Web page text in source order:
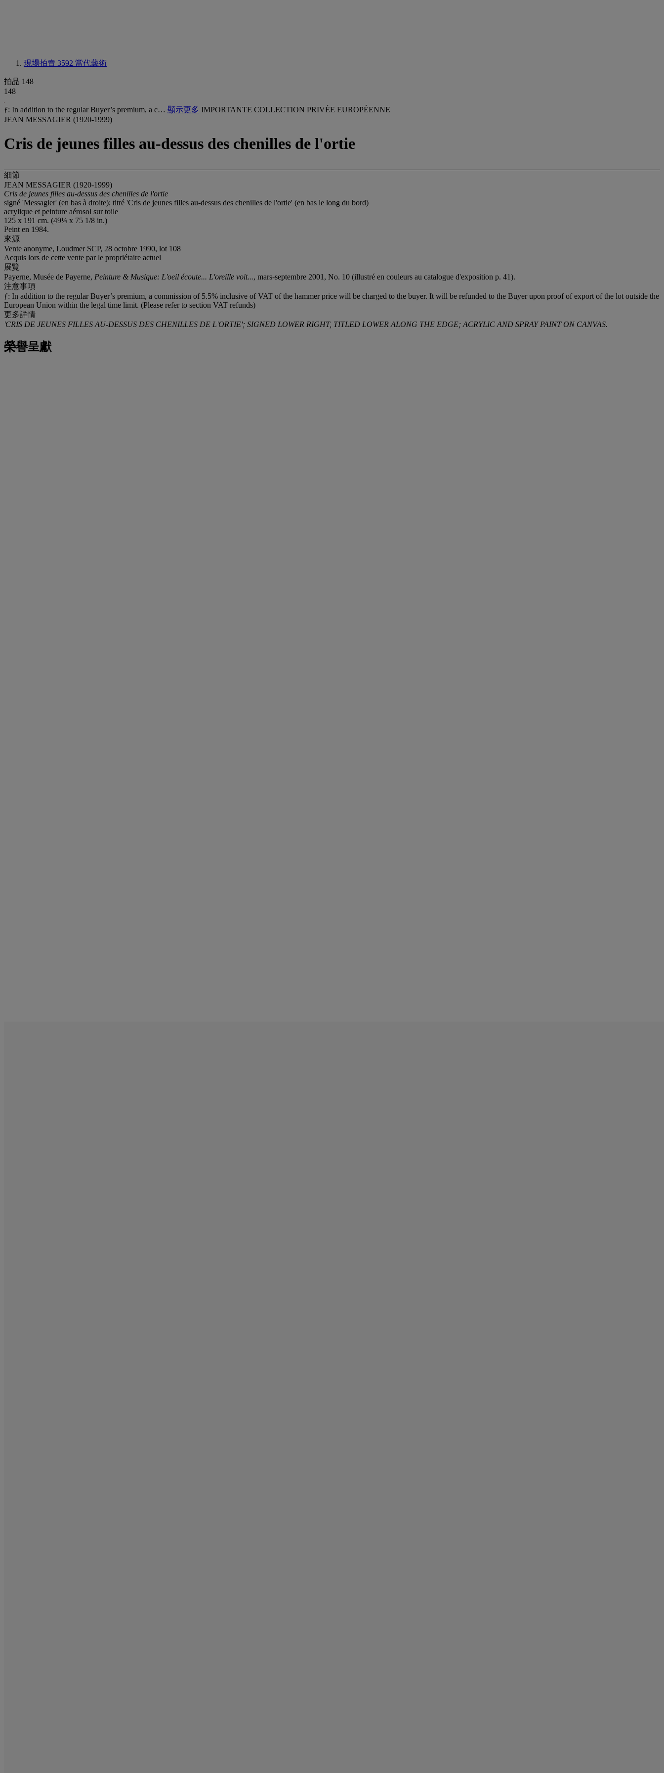
現場拍賣 3592 當代藝術
拍品 148
148
ƒ: In addition to the regular Buyer’s premium, a c… 顯示更多 IMPORTANTE COLLECTION PRIVÉE EUROPÉENNE
JEAN MESSAGIER (1920-1999)
Cris de jeunes filles au-dessus des chenilles de l'ortie
細節
JEAN MESSAGIER (1920-1999)
Cris de jeunes filles au-dessus des chenilles de l'ortie
signé 'Messagier' (en bas à droite); titré 'Cris de jeunes filles au-dessus des chenilles de l'ortie' (en bas le long du bord)
acrylique et peinture aérosol sur toile
125 x 191 cm. (49¼ x 75 1/8 in.)
Peint en 1984.
來源
Vente anonyme, Loudmer SCP, 28 octobre 1990, lot 108
Acquis lors de cette vente par le propriétaire actuel
展覽
Payerne, Musée de Payerne, Peinture & Musique: L'oeil écoute... L'oreille voit..., mars-septembre 2001, No. 10 (illustré en couleurs au catalogue d'exposition p. 41).
注意事項
ƒ: In addition to the regular Buyer’s premium, a commission of 5.5% inclusive of VAT of the hammer price will be charged to the buyer. It will be refunded to the Buyer upon proof of export of the lot outside the
European Union within the legal time limit. (Please refer to section VAT refunds)
更多詳情
'CRIS DE JEUNES FILLES AU-DESSUS DES CHENILLES DE L'ORTIE'; SIGNED LOWER RIGHT, TITLED LOWER ALONG THE EDGE; ACRYLIC AND SPRAY PAINT ON CANVAS.
榮譽呈獻